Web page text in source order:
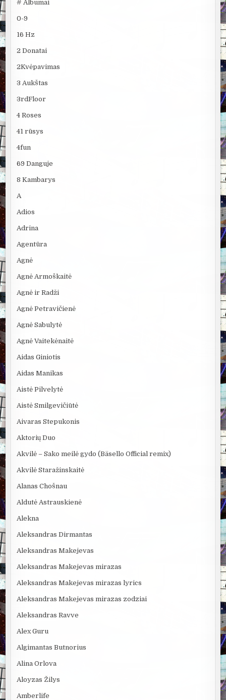
# Albumai
0-9
16 Hz
2 Donatai
2Kvėpavimas
3 Aukštas
3rdFloor
4 Roses
41 rūsys
4fun
69 Danguje
8 Kambarys
A
Adios
Adrina
Agentūra
Agnė
Agnė Armoškaitė
Agnė ir Radži
Agnė Petravičienė
Agnė Sabulytė
Agnė Vaitekėnaitė
Aidas Giniotis
Aidas Manikas
Aistė Pilvelytė
Aistė Smilgevičiūtė
Aivaras Stepukonis
Aktorių Duo
Akvilė – Sako meilė gydo (Bäsello Official remix)
Akvilė Staražinskaitė
Alanas Chošnau
Aldutė Astrauskienė
Alekna
Aleksandras Dirmantas
Aleksandras Makejevas
Aleksandras Makejevas mirazas
Aleksandras Makejevas mirazas lyrics
Aleksandras Makejevas mirazas zodziai
Aleksandras Ravve
Alex Guru
Algimantas Butnorius
Alina Orlova
Aloyzas Žilys
Amberlife